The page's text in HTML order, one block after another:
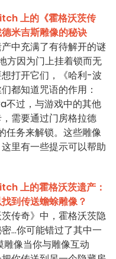
上的《霍格沃茨传
米吉斯雕像的秘诀
中充满了有待解开的谜
方因为门上挂着锁而无
打开它们，《哈利-波
都知道咒语的作用：
过，与游戏中的其他
需要通过门房格拉德
务来解锁。这些雕像
里有一些提示可以帮助
上的霍格沃茨遗产：
到传送蟾蜍雕像？
传奇》中，霍格沃茨隐
...你可能错过了其中一
雕像当你与雕像互动